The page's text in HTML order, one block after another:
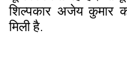
शिल्पकार अजेय कुमार
मिली है.